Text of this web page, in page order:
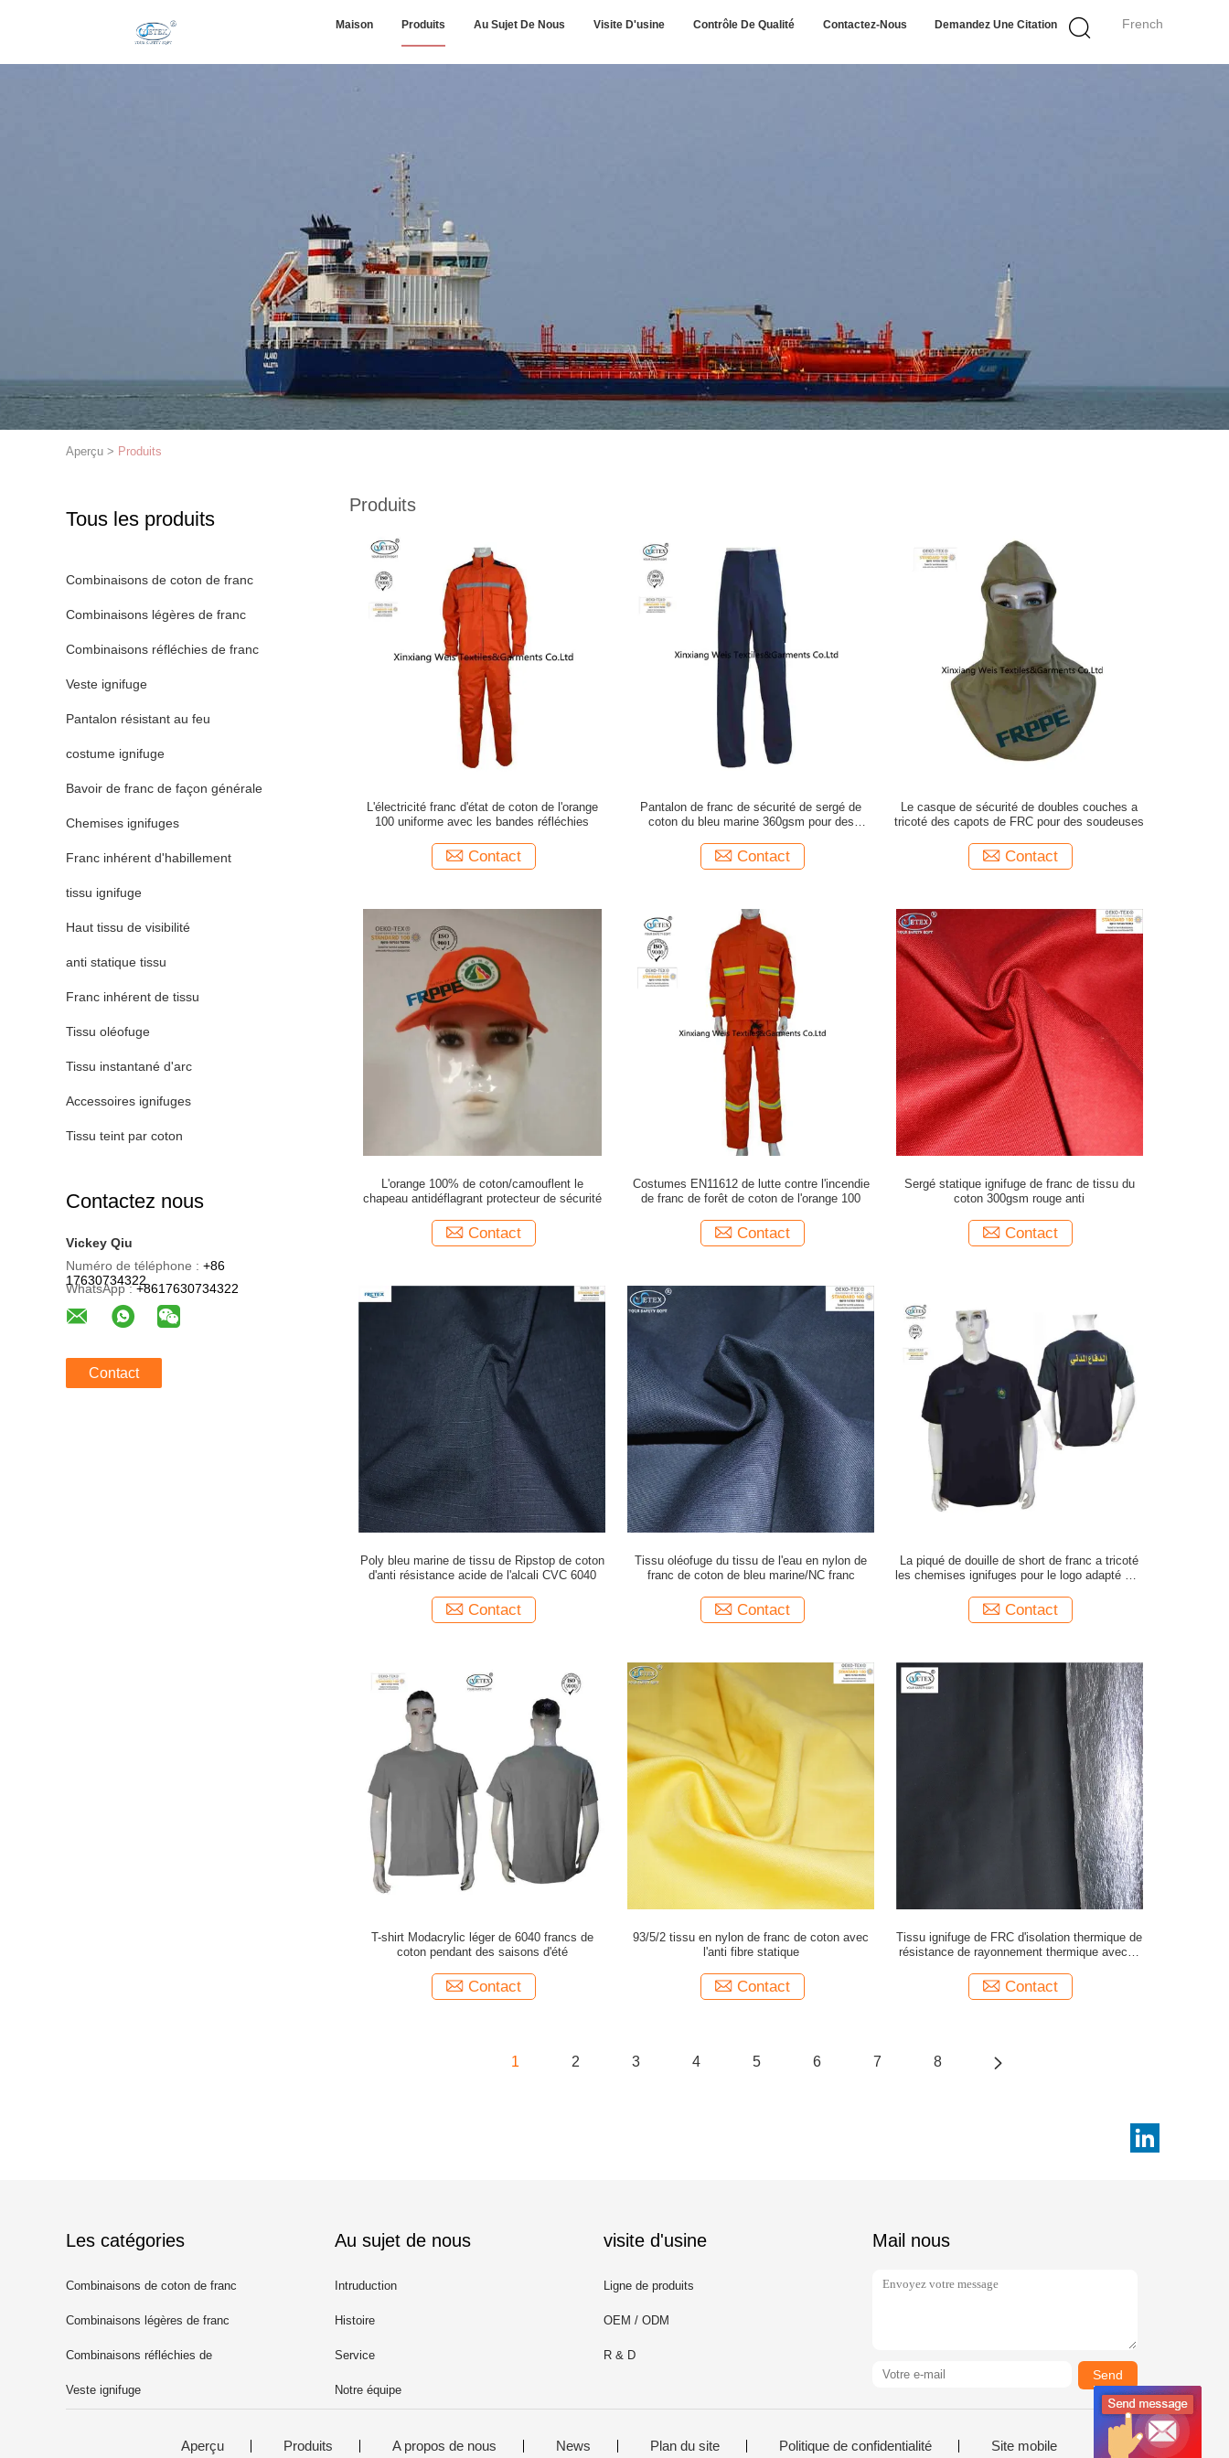
French
Maison Produits Au Sujet De Nous Visite D'usine Contrôle De Qualité Contactez-Nous Demandez Une Citation
Aperçu > Produits
Tous les produits
Combinaisons de coton de franc
Combinaisons légères de franc
Combinaisons réfléchies de franc
Veste ignifuge
Pantalon résistant au feu
costume ignifuge
Bavoir de franc de façon générale
Chemises ignifuges
Franc inhérent d'habillement
tissu ignifuge
Haut tissu de visibilité
anti statique tissu
Franc inhérent de tissu
Tissu oléofuge
Tissu instantané d'arc
Accessoires ignifuges
Tissu teint par coton
Contactez nous
Vickey Qiu
Numéro de téléphone : +86
17630734322
WhatsApp :+8617630734322
Contact
Produits
L'électricité franc d'état de coton de l'orange
100 uniforme avec les bandes réfléchies
Contact
Pantalon de franc de sécurité de sergé de
coton du bleu marine 360gsm pour des
Contact
Le casque de sécurité de doubles couches a
tricoté des capots de FRC pour des soudeuses
Contact
L'orange 100% de coton/camouflent le
chapeau antidéflagrant protecteur de sécurité
Contact
Costumes EN11612 de lutte contre l'incendie
de franc de forêt de coton de l'orange 100
Contact
Sergé statique ignifuge de franc de tissu du
coton 300gsm rouge anti
Contact
Poly bleu marine de tissu de Ripstop de coton
d'anti résistance acide de l'alcali CVC 6040
Contact
Tissu oléofuge du tissu de l'eau en nylon de
franc de coton de bleu marine/NC franc
Contact
La piqué de douille de short de franc a tricoté
les chemises ignifuges pour le logo adapté aux
Contact
T-shirt Modacrylic léger de 6040 francs de
coton pendant des saisons d'été
Contact
93/5/2 tissu en nylon de franc de coton avec
l'anti fibre statique
Contact
Tissu ignifuge de FRC d'isolation thermique de
résistance de rayonnement thermique avec le
Contact
1 2 3 4 5 6 7 8
Les catégories
Combinaisons de coton de franc
Combinaisons légères de franc
Combinaisons réfléchies de
franc
Veste ignifuge
Au sujet de nous
Intruduction
Histoire
Service
Notre équipe
visite d'usine
Ligne de produits
OEM / ODM
R & D
Mail nous
Send
Aperçu Produits A propos de nous News Plan du site Politique de confidentialité Site mobile